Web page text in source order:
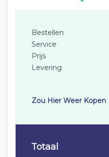
Bestellen
Service
Prijs
Levering
Zou Hier Weer Kopen
Totaal